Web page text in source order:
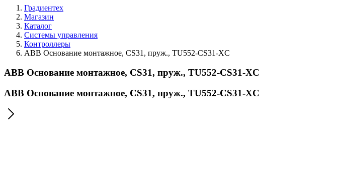
Градиентех
Магазин
Каталог
Системы управления
Контроллеры
ABB Основание монтажное, CS31, пруж., TU552-CS31-XC
ABB Основание монтажное, CS31, пруж., TU552-CS31-XC
ABB Основание монтажное, CS31, пруж., TU552-CS31-XC